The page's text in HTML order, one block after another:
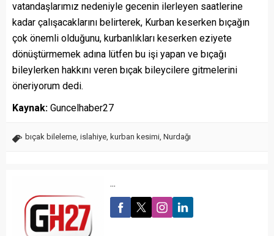
vatandaşlarımız nedeniyle gecenin ilerleyen saatlerine
kadar çalışacaklarını belirterek, Kurban keserken bıçağın
çok önemli olduğunu, kurbanlıkları keserken eziyete
dönüştürmemek adına lütfen bu işi yapan ve bıçağı
bileylerken hakkını veren bıçak bileycilere gitmelerini
öneriyorum dedi.
Kaynak: Guncelhaber27
bıçak bileleme, islahiye, kurban kesimi, Nurdağı
...